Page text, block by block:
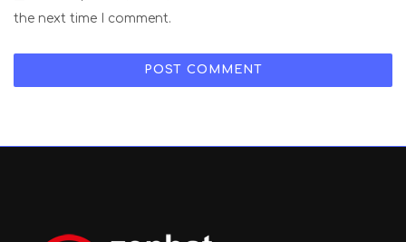
the next time I comment.